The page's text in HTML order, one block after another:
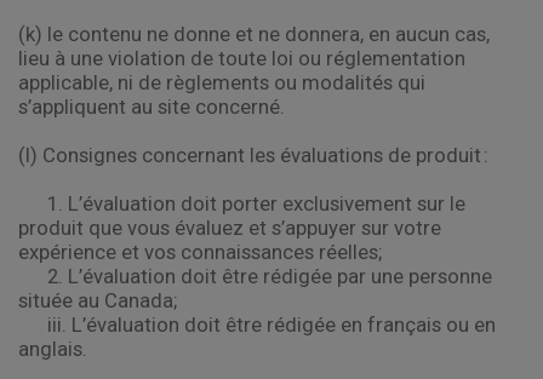
(k) le contenu ne donne et ne donnera, en aucun cas,
lieu à une violation de toute loi ou réglementation
applicable, ni de règlements ou modalités qui
s’appliquent au site concerné.
(l) Consignes concernant les évaluations de produit :
1. L’évaluation doit porter exclusivement sur le
produit que vous évaluez et s’appuyer sur votre
expérience et vos connaissances réelles;
2. L’évaluation doit être rédigée par une personne
située au Canada;
iii. L’évaluation doit être rédigée en français ou en
anglais.